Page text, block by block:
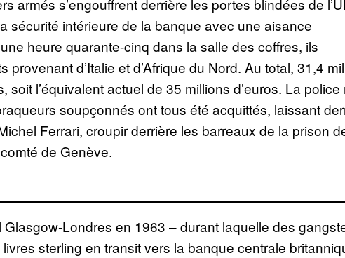
armés s’engouffrent derrière les portes blindées de
sécurité intérieure de la banque avec une aisance
heure quarante-cinq dans la salle des coffres, ils
provenant d’Italie et d’Afrique du Nord. Au total, 31,4
l’équivalent actuel de 35 millions d’euros. La police
soupçonnés ont tous été acquittés, laissant
Ferrari, croupir derrière les barreaux de la prison
de Genève.
Glasgow-Londres en 1963 – durant laquelle des
sterling en transit vers la banque centrale